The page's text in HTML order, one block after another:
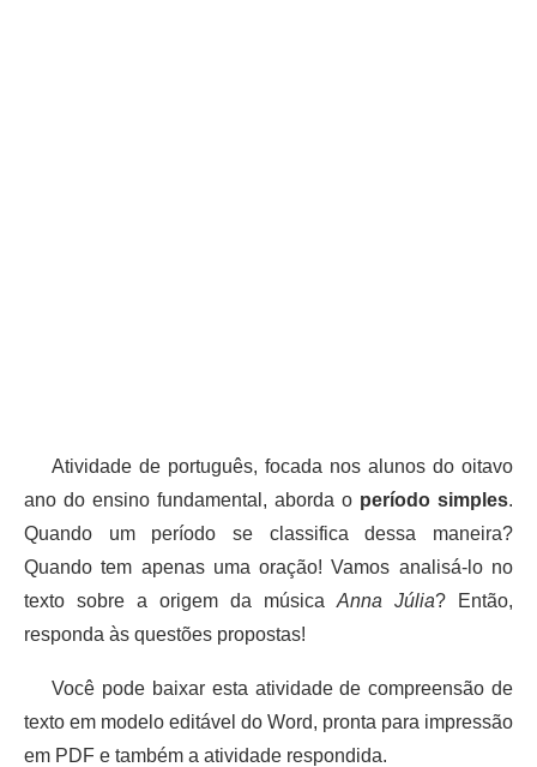
Atividade de português, focada nos alunos do oitavo
ano do ensino fundamental, aborda o período simples.
Quando um período se classifica dessa maneira?
Quando tem apenas uma oração! Vamos analisá-lo no
texto sobre a origem da música Anna Júlia? Então,
responda às questões propostas!
Você pode baixar esta atividade de compreensão de
texto em modelo editável do Word, pronta para impressão
em PDF e também a atividade respondida.